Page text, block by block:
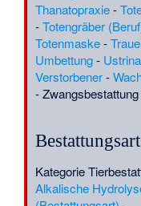
Thanatopraxie-
-Totengräber
Totenmaske-
Umbettung- Ustrina
Verstorbener-
-Zwangsbestattung
Bestattungsart
Kategorie
Alkalische